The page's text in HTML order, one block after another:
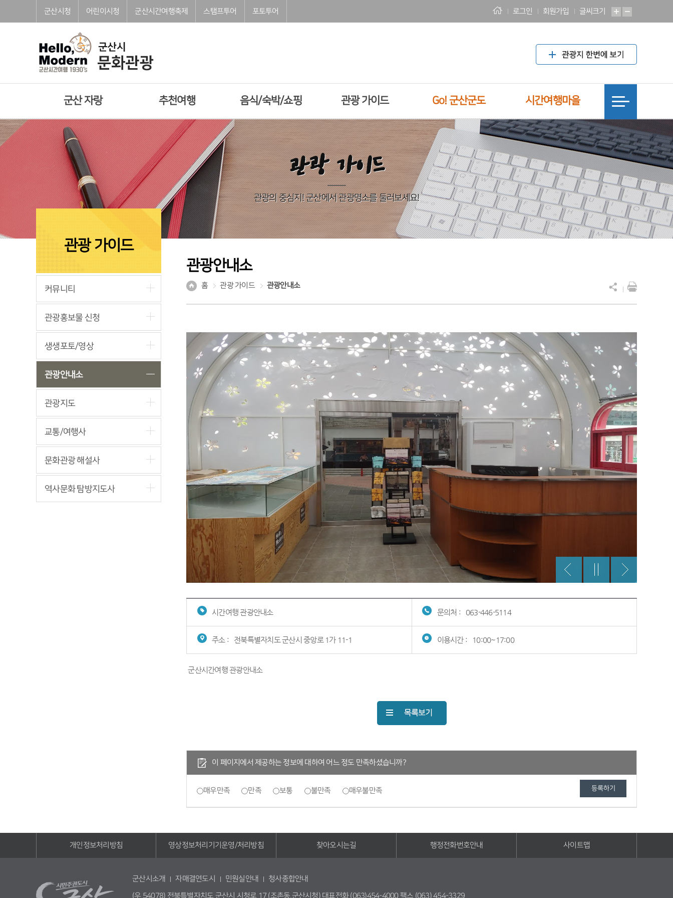
군산시청 어린이시청 군산시간여행축제 스탬프투어 포토투어 로그인 회원가입 글씨크기
군산 자랑 추천여행 음식/숙박/쇼핑 관광 가이드 Go! 군산군도 시간여행마을
관광 가이드
관광의 중심지! 군산에서 관광명소를 둘러보세요!
관광 가이드
커뮤니티
관광홍보물 신청
생생포토/영상
관광안내소
관광지도
교통/여행사
문화관광 해설사
역사문화 탐방지도사
관광안내소
홈 관광 가이드 관광안내소
시간여행 관광안내소 문의처 : 063-446-5114
주소 : 전북특별자치도 군산시 중앙로 1가 11-1 이용시간 : 10:00~17:00
군산시간여행 관광안내소
이 페이지에서 제공하는 정보에 대하여 어느 정도 만족하셨습니까?
매우만족 만족 보통 불만족 매우불만족
개인정보처리방침 영상정보처리기기운영/처리방침 찾아오시는길 행정전화번호안내 사이트맵
군산시소개 자매결연도시 민원실안내
청사종합안내
(우 54078) 전북특별자치도 군산시 시청로 17 (조촌동,군산시청) 대표전화 (063)454-4000 팩스 (063) 454-3329